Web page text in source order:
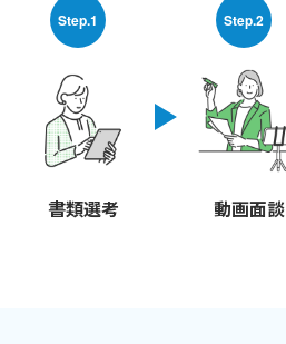
Step.1
書類選考
Step.2
動画面談